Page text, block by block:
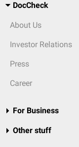
DocCheck
About Us
Investor Relations
Press
Career
For Business
Other stuff